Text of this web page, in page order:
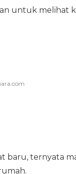
untuk melihat
baru, ternyata